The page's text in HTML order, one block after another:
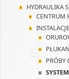
HYDRAULIKA
CENTRUM
PRÓBY